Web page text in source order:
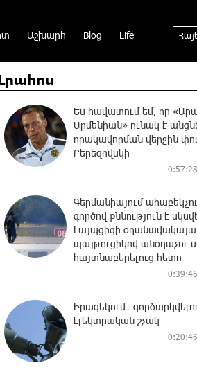
Աշխարհ Blog Life
Ես հավատում եմ, որ
Արմենիան» ունակ է
որակավորման վերջին
Բերեզովսկի
Գերմանիայում
գործով քննություն է
Լայպցիգի
պայթուցիկով անօդաչու
հայտնաբերելուց հետո
Իրազեկում․
էլեկտրական շչակ